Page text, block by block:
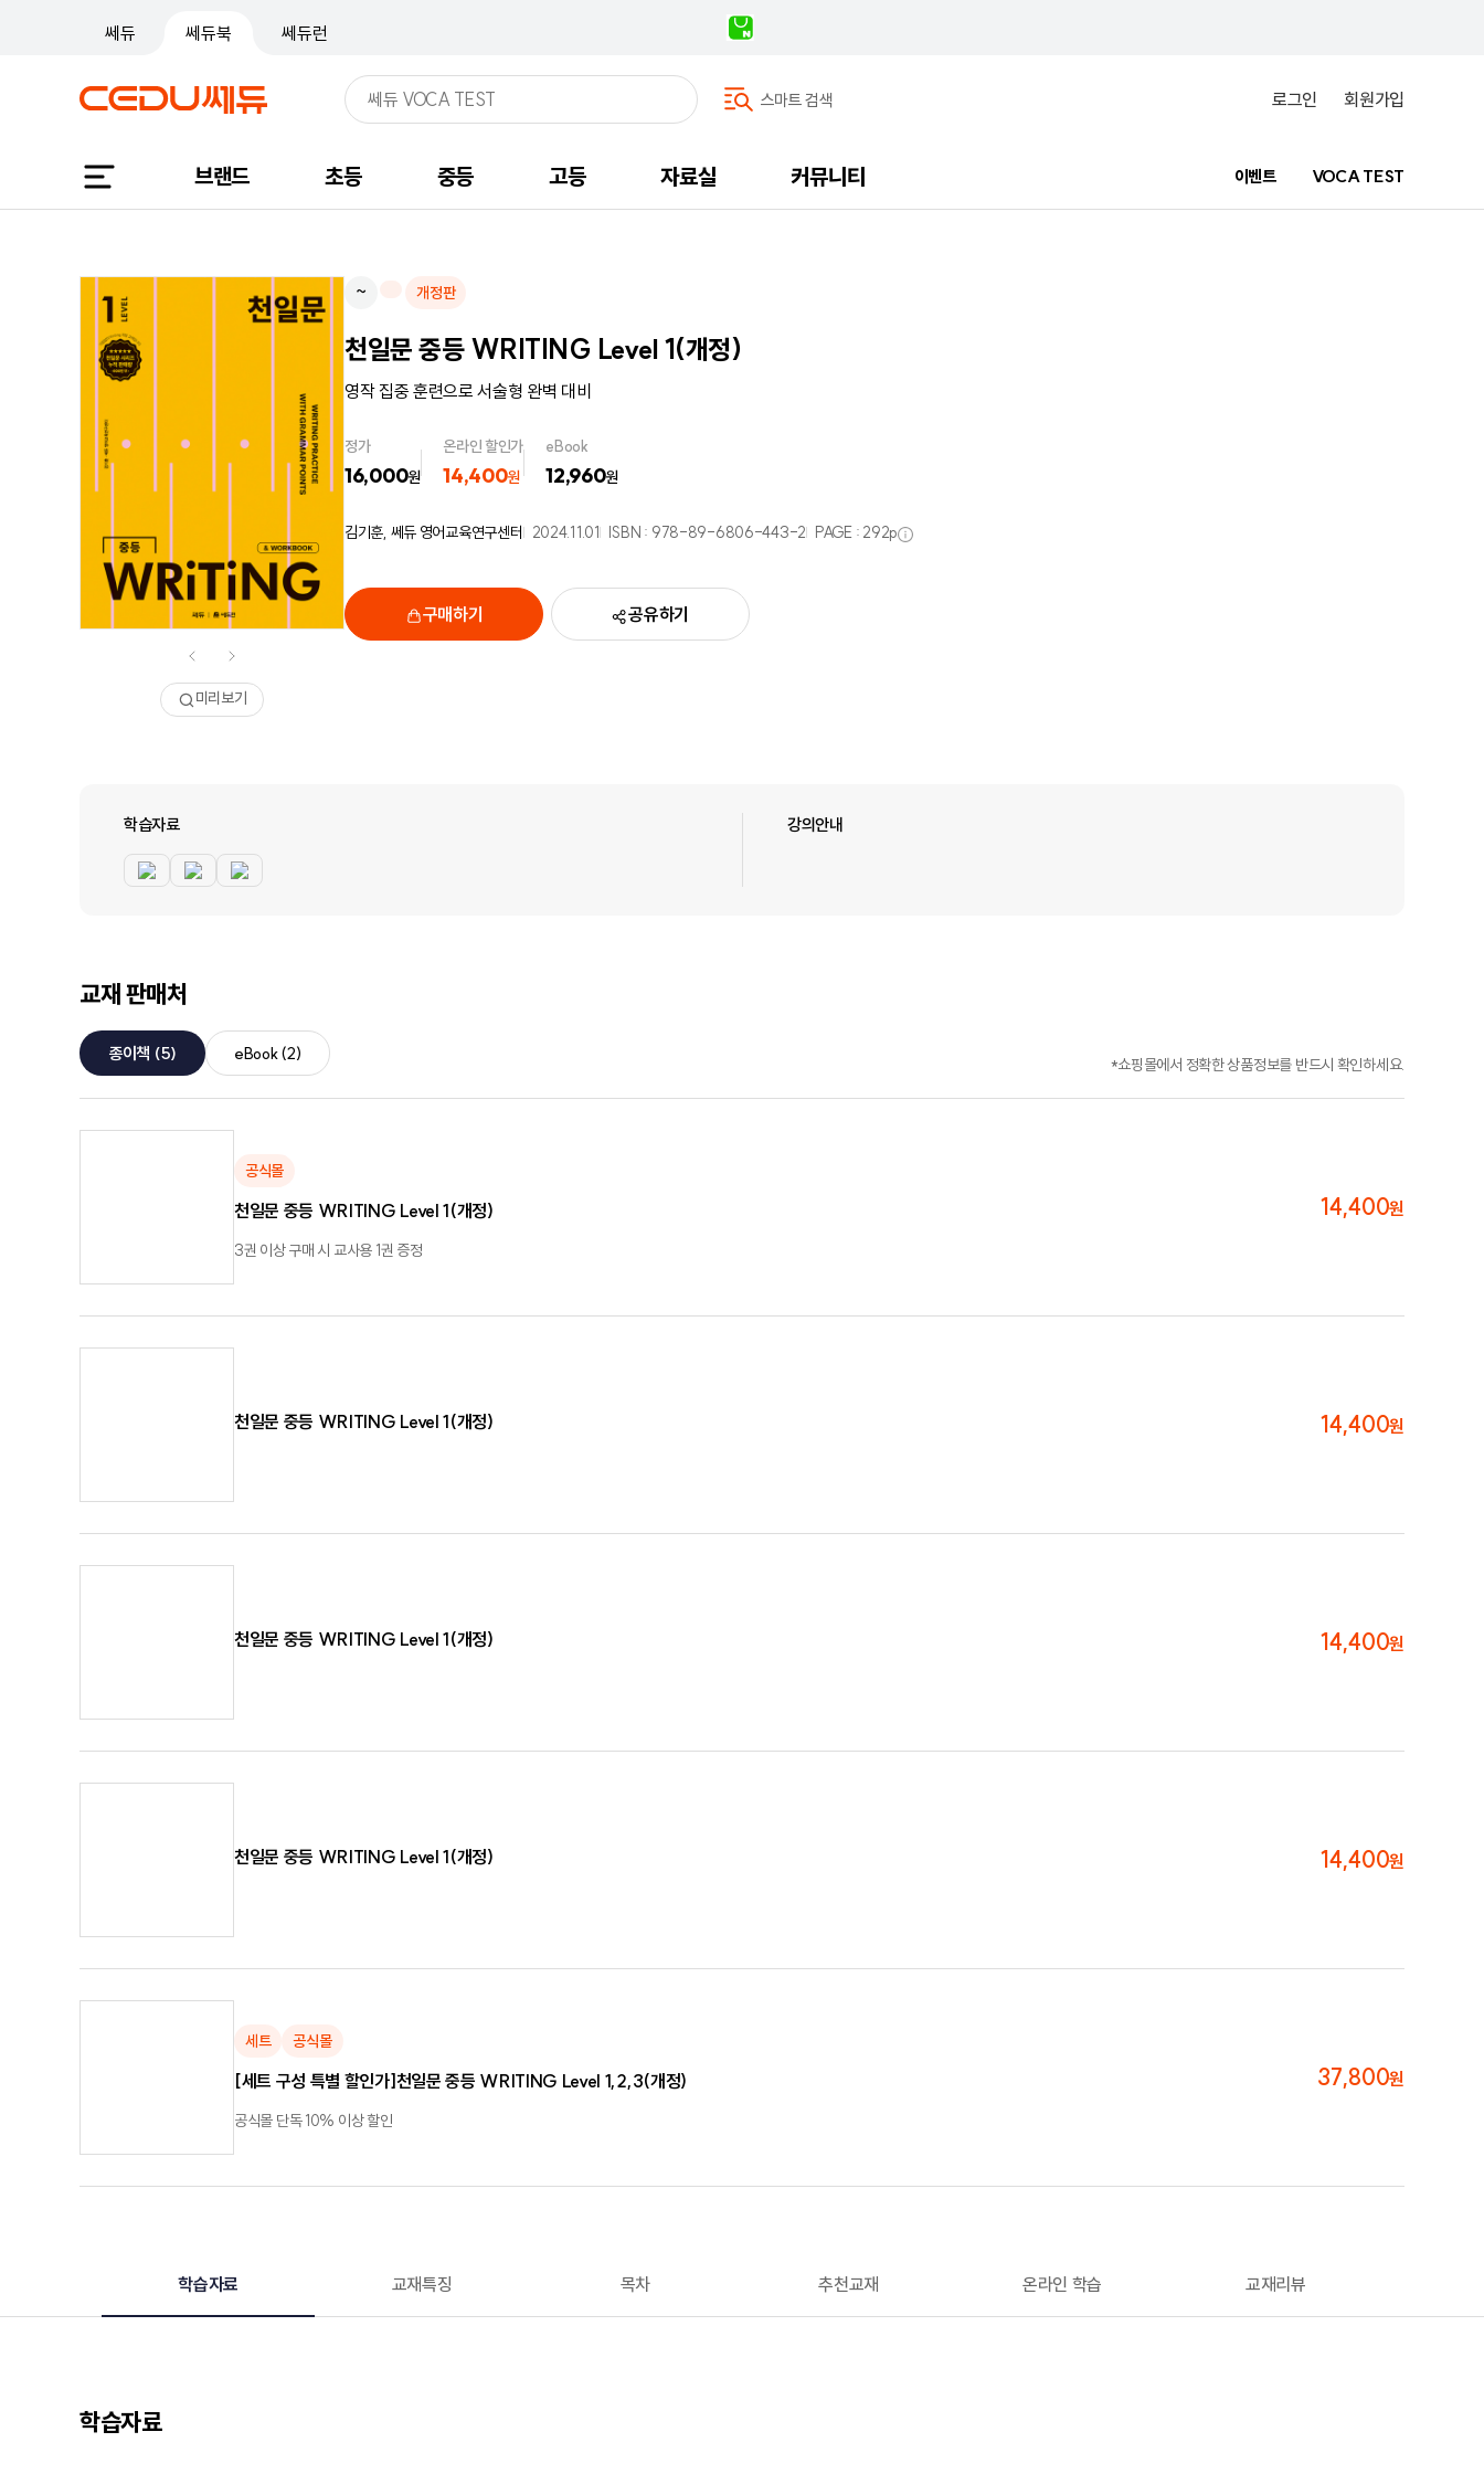
쎄듀 쎄듀북 쎄듀런
스마트 검색 로그인 회원가입
브랜드 초등 중등 고등 자료실 커뮤니티 이벤트 VOCA TEST
미리보기
~ 개정판
천일문 중등 WRITING Level 1(개정)
영작 집중 훈련으로 서술형 완벽 대비
정가
16,000원
온라인 할인가
14,400원
eBook
12,960원
김기훈, 쎄듀 영어교육연구센터 2024.11.01 ISBN : 978-89-6806-443-2 PAGE : 292p
구매하기 공유하기
학습자료 강의안내
교재 판매처
종이책 (5) eBook(2)
*쇼핑몰에서 정확한 상품정보를 반드시 확인하세요.
공식몰
천일문 중등 WRITING Level 1(개정)
3권 이상 구매 시 교사용 1권 증정
14,400원
천일문 중등 WRITING Level 1(개정) 14,400원
천일문 중등 WRITING Level 1(개정) 14,400원
천일문 중등 WRITING Level 1(개정) 14,400원
세트 공식몰
[세트 구성 특별 할인가]천일문 중등 WRITING Level 1,2,3(개정)
공식몰 단독 10% 이상 할인
37,800원
학습자료 교재특징 목차 추천교재 온라인 학습 교재리뷰
학습자료